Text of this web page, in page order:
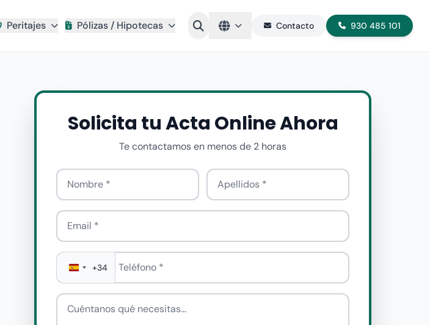
Peritajes Pólizas / Hipotecas Contacto 930 485 101
Solicita tu Acta Online Ahora
Te contactamos en menos de 2 horas
Nombre Apellido
Email
Teléfono
+34
Cuéntanos qué necesitas